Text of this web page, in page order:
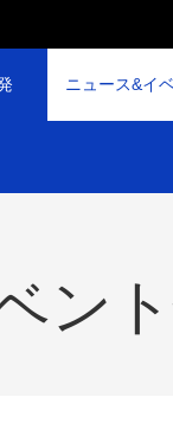
ニュース&イ
ン